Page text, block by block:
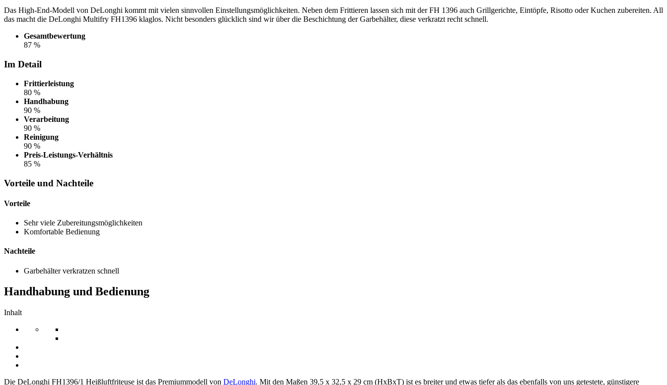
Das High-End-Modell von DeLonghi kommt mit vielen sinnvollen Einstellungsmöglichkeiten. Neben dem Frittieren lassen sich mit der FH 1396 auch Grillgerichte, Eintöpfe, Risotto oder Kuchen zubereiten. All
das macht die DeLonghi Multifry FH1396 klaglos. Nicht besonders glücklich sind wir über die Beschichtung der Garbehälter, diese verkratzt recht schnell.
Gesamtbewertung
87 %
Im Detail
Frittierleistung
80 %
Handhabung
90 %
Verarbeitung
90 %
Reinigung
90 %
Preis-Leistungs-Verhältnis
85 %
Vorteile und Nachteile
Vorteile
Sehr viele Zubereitungsmöglichkeiten
Komfortable Bedienung
Nachteile
Garbehälter verkratzen schnell
Handhabung und Bedienung
Inhalt
Die DeLonghi FH1396/1 Heißluftfriteuse ist das Premiummodell von DeLonghi. Mit den Maßen 39,5 x 32,5 x 29 cm (HxBxT) ist es breiter und etwas tiefer als das ebenfalls von uns getestete, günstigere